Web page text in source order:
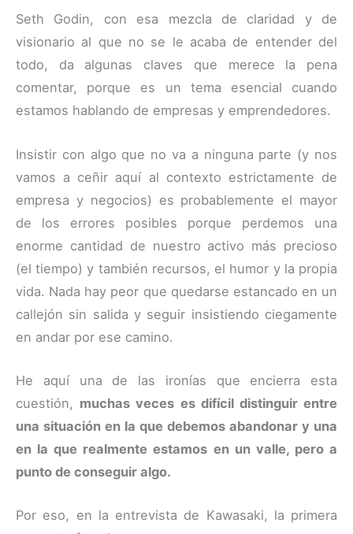
Seth Godin, con esa mezcla de claridad y de
visionario al que no se le acaba de entender del
todo, da algunas claves que merece la pena
comentar, porque es un tema esencial cuando
estamos hablando de empresas y emprendedores.
Insistir con algo que no va a ninguna parte (y nos
vamos a ceñir aquí al contexto estrictamente de
empresa y negocios) es probablemente el mayor
de los errores posibles porque perdemos una
enorme cantidad de nuestro activo más precioso
(el tiempo) y también recursos, el humor y la propia
vida. Nada hay peor que quedarse estancado en un
callejón sin salida y seguir insistiendo ciegamente
en andar por ese camino.
He aquí una de las ironías que encierra esta
cuestión, muchas veces es difícil distinguir entre
una situación en la que debemos abandonar y una
en la que realmente estamos en un valle, pero a
punto de conseguir algo.
Por eso, en la entrevista de Kawasaki, la primera